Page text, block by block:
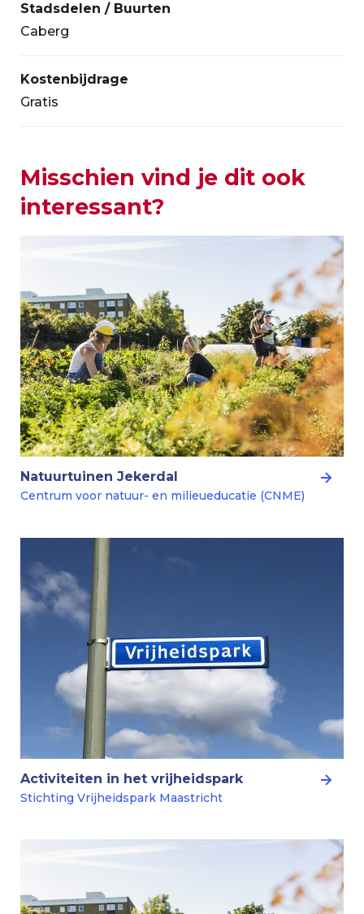
Stadsdelen / Buurten
Caberg
Kostenbijdrage
Gratis
Misschien vind je dit ook
interessant?
Natuurtuinen Jekerdal
Centrum voor natuur- en milieueducatie (CNME)
Activiteiten in het vrijheidspark
Stichting Vrijheidspark Maastricht